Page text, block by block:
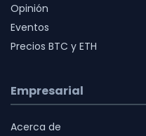
Opinión
Eventos
Precios BTC y ETH
Empresarial
Acerca de